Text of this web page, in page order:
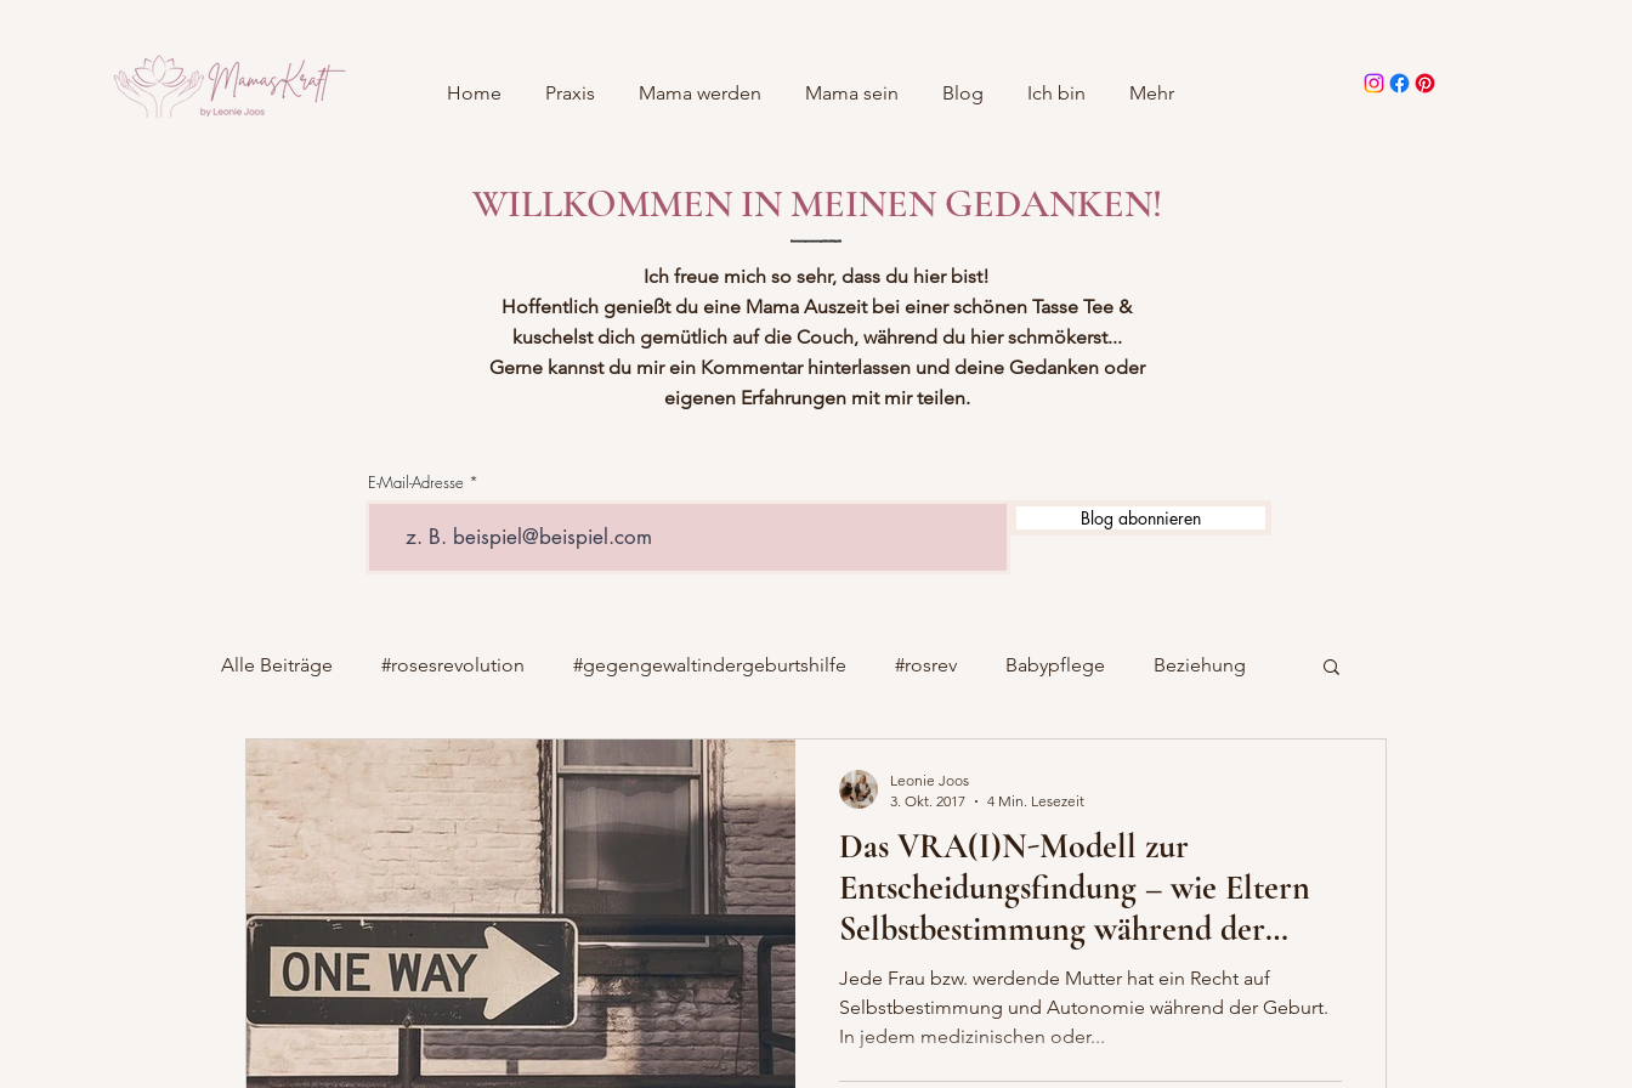
Home Praxis Mama werden Mama sein Blog Ich bin Mehr
WILLKOMMEN IN MEINEN GEDANKEN!
Ich freue mich so sehr, dass du hier bist!
Hoffentlich genießt du eine Mama Auszeit bei einer schönen Tasse Tee &
kuschelst dich gemütlich auf die Couch, während du hier schmökerst...
Gerne kannst du mir ein Kommentar hinterlassen und deine Gedanken oder
eigenen Erfahrungen mit mir teilen.
E-Mail-Adresse
Blog abonnieren
Alle Beiträge #rosesrevolution #gegengewaltindergeburtshilfe #rosrev Babypflege Beziehung
Familie Geburtsbericht Geburtsvorbereitungskurs
HypnoBirthing Kindergesundheit M. Raynaud der Brust Kinderkrankheiten MamasKraft
Natürliche Geburt Paar Roses Revolution 2017 Schmerzen beim Stillem
Selbstbestimmung Schmerzen beim Stillen StarkeMama
Das VRA(I)N-Modell zur
Entscheidungsfindung – wie Eltern
Selbstbestimmung während der
Geburt umsetze
Jede Frau bzw. werdende Mutter hat ein Recht auf
Selbstbestimmung und Autonomie während der Geburt.
In jedem medizinischen oder...
Leonie Joos
3. Okt. 2017
4 Min. Lesezeit